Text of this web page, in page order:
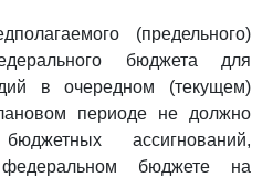
(предельного)
бюджета для
в очередном (текущем)
периоде не должно
ассигнований,
бюджете на